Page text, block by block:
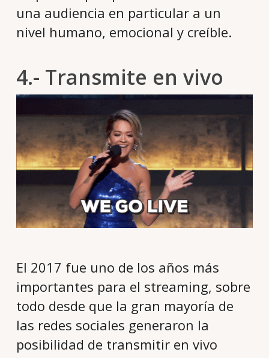
una audiencia en particular a un
nivel humano, emocional y creíble.
4.- Transmite en vivo
El 2017 fue uno de los años más
importantes para el streaming, sobre
todo desde que la gran mayoría de
las redes sociales generaron la
posibilidad de transmitir en vivo